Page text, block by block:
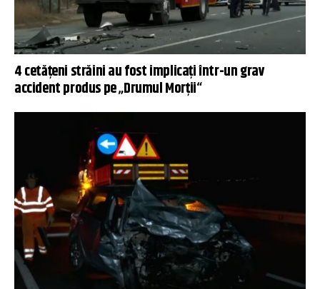
4 cetățeni străini au fost implicați într-un grav
accident produs pe „Drumul Morții“